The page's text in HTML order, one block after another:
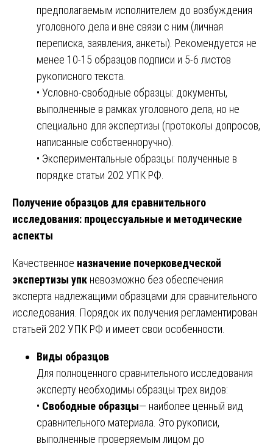
предполагаемым исполнителем до возбуждения
уголовного дела и вне связи с ним (личная
переписка, заявления, анкеты). Рекомендуется не
менее 10-15 образцов подписи и 5-6 листов
рукописного текста.
• Условно-свободные образцы: документы,
выполненные в рамках уголовного дела, но не
специально для экспертизы (протоколы допросов,
написанные собственноручно).
• Экспериментальные образцы: полученные в
порядке статьи 202 УПК РФ.
Получение образцов для сравнительного
исследования: процессуальные и методические
аспекты
Качественное назначение почерковедческой
экспертизы упк невозможно без обеспечения
эксперта надлежащими образцами для сравнительного
исследования. Порядок их получения регламентирован
статьей 202 УПК РФ и имеет свои особенности.
Виды образцов
Для полноценного сравнительного исследования
эксперту необходимы образцы трех видов:
• Свободные образцы— наиболее ценный вид
сравнительного материала. Это рукописи,
выполненные проверяемым лицом до